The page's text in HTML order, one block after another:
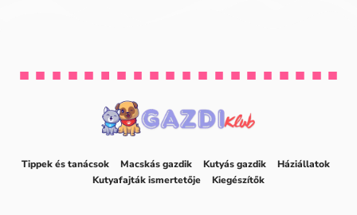
Tippek és tanácsok Macskás gazdik Kutyás gazdik
Háziállatok
Kutyafajták ismertetője
Kiegészítők